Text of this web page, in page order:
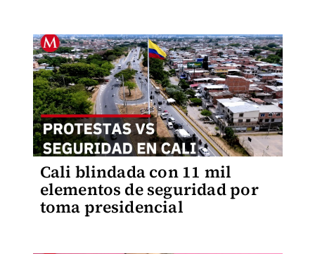
Cali blindada con 11 mil
elementos de seguridad por
toma presidencial